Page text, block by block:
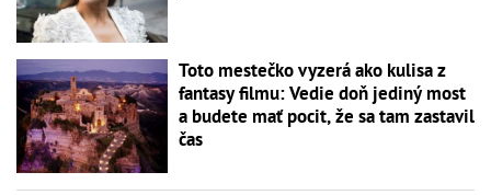
Toto mestečko vyzerá ako kulisa z
fantasy filmu: Vedie doň jediný most
a budete mať pocit, že sa tam zastavil
čas